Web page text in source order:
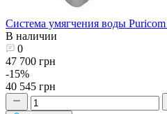
Система умягчения воды
В наличии
0
47 700 грн
-15%
40 545 грн